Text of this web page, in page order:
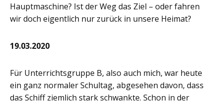
Hauptmaschine? Ist der Weg das Ziel – oder fahren
wir doch eigentlich nur zurück in unsere Heimat?
19.03.2020
Für Unterrichtsgruppe B, also auch mich, war heute
ein ganz normaler Schultag, abgesehen davon, dass
das Schiff ziemlich stark schwankte. Schon in der